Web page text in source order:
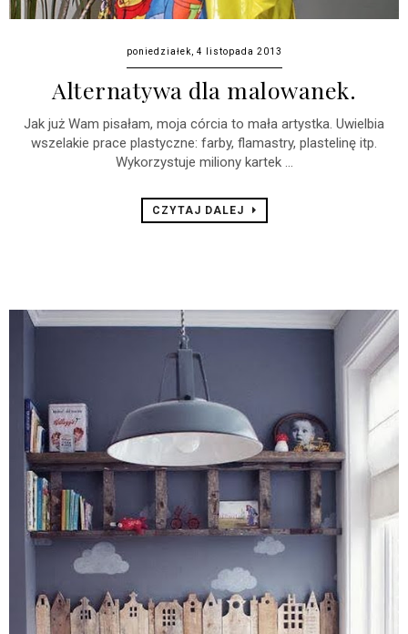
poniedziałek, 4 listopada 2013
Alternatywa dla malowanek.
Jak już Wam pisałam, moja córcia to mała artystka. Uwielbia
wszelakie prace plastyczne: farby, flamastry, plastelinę itp.
Wykorzystuje miliony kartek ...
CZYTAJ DALEJ